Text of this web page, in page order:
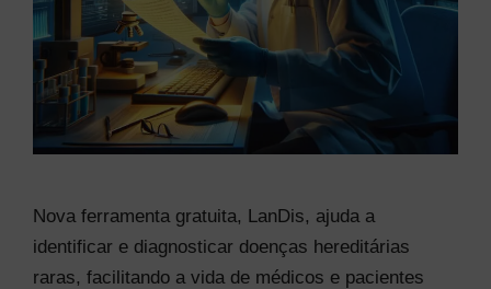
Nova ferramenta gratuita, LanDis, ajuda a
identificar e diagnosticar doenças hereditárias
raras, facilitando a vida de médicos e pacientes